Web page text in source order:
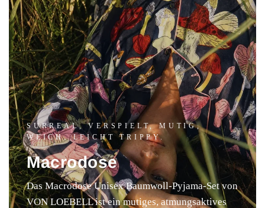
SURREAL, VERSPIELT, MUTIG,
WEICH, LEICHT TRIPPY.
Macrodose
Das Macrodose Unisex Baumwoll-Pyjama-Set von
VON LOEBELL ist ein mutiges, atmungsaktives